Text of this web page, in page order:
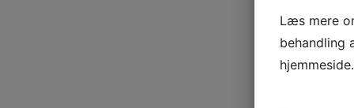
Læs mere
behandling
hjemmeside.